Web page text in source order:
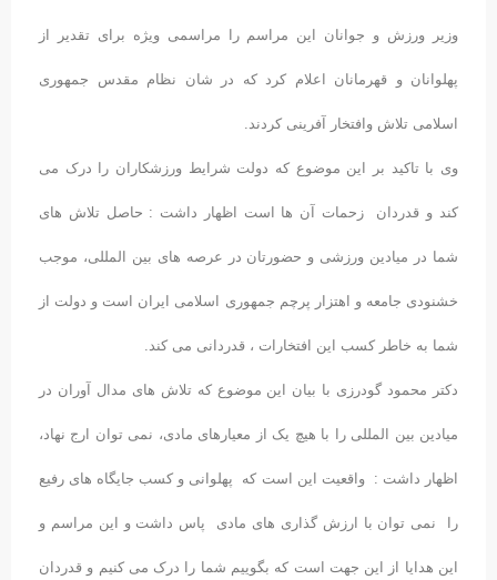
وزیر ورزش و جوانان این مراسم را مراسمی ویژه برای تقدیر از
پهلوانان و قهرمانان اعلام کرد که در شان نظام مقدس جمهوری
اسلامی تلاش وافتخار آفرینی کردند.
وی با تاکید بر این موضوع که دولت شرایط ورزشکاران را درک می
کند و قدردان زحمات آن ها است اظهار داشت : حاصل تلاش های
شما در میادین ورزشی و حضورتان در عرصه های بین المللی، موجب
خشنودی جامعه و اهتزار پرچم جمهوری اسلامی ایران است و دولت از
شما به خاطر کسب این افتخارات ، قدردانی می کند.
دکتر محمود گودرزی با بیان این موضوع که تلاش های مدال آوران در
میادین بین المللی را با هیچ یک از معیارهای مادی، نمی توان ارج نهاد،
اظهار داشت : واقعیت این است که پهلوانی و کسب جایگاه های رفیع
را نمی توان با ارزش گذاری های مادی پاس داشت و این مراسم و
این هدایا از این جهت است که بگوییم شما را درک می کنیم و قدردان